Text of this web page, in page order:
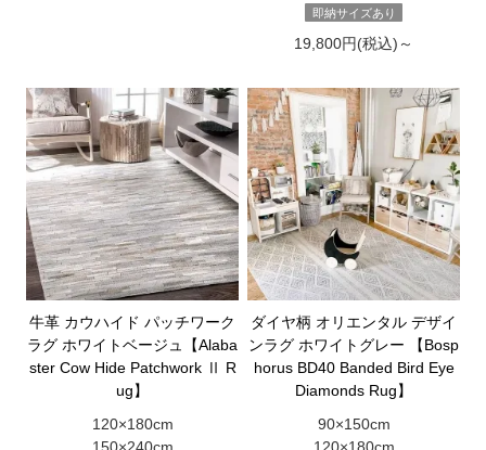
即納サイズあり
19,800円(税込)～
牛革 カウハイド パッチワーク
ラグ ホワイトベージュ【Alaba
ster Cow Hide Patchwork Ⅱ R
ug】
120×180cm
ダイヤ柄 オリエンタル デザイ
ンラグ ホワイトグレー 【Bosp
horus BD40 Banded Bird Eye
Diamonds Rug】
90×150cm